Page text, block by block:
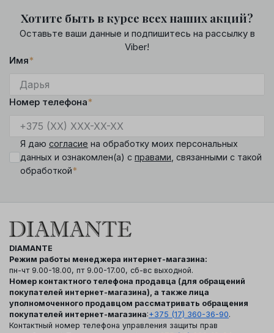
Хотите быть в курсе всех наших акций?
Оставьте ваши данные и подпишитесь на рассылку в
Viber!
Имя*
Номер телефона*
Я даю согласие на обработку моих персональных
данных и ознакомлен(а) с правами , связанными с такой
обработкой*
DIAMANTE
Режим работы менеджера интернет-магазина:
пн-чт 9.00-18.00, пт 9.00-17.00, сб-вс выходной.
Номер контактного телефона продавца (для обращений
покупателей интернет-магазина), а также лица
уполномоченного продавцом рассматривать обращения
покупателей интернет-магазина:+375 (17) 360-36-90.
Контактный номер телефона управления защиты прав